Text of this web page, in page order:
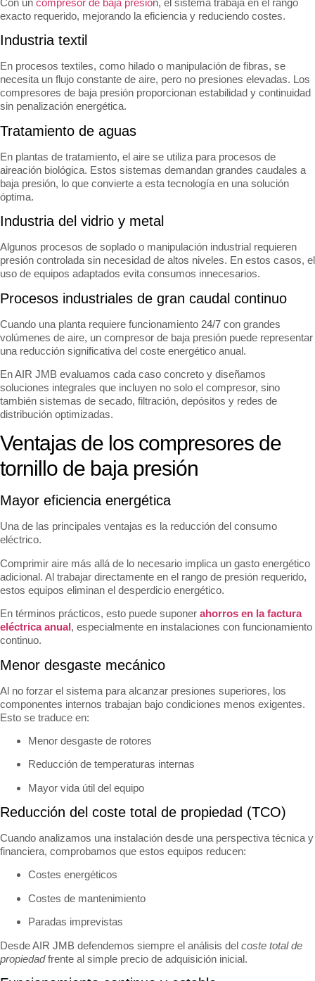
Con un compresor de baja presión, el sistema trabaja en el rango
exacto requerido, mejorando la eficiencia y reduciendo costes.
Industria textil
En procesos textiles, como hilado o manipulación de fibras, se
necesita un flujo constante de aire, pero no presiones elevadas. Los
compresores de baja presión proporcionan estabilidad y continuidad
sin penalización energética.
Tratamiento de aguas
En plantas de tratamiento, el aire se utiliza para procesos de
aireación biológica. Estos sistemas demandan grandes caudales a
baja presión, lo que convierte a esta tecnología en una solución
óptima.
Industria del vidrio y metal
Algunos procesos de soplado o manipulación industrial requieren
presión controlada sin necesidad de altos niveles. En estos casos, el
uso de equipos adaptados evita consumos innecesarios.
Procesos industriales de gran caudal continuo
Cuando una planta requiere funcionamiento 24/7 con grandes
volúmenes de aire, un compresor de baja presión puede representar
una reducción significativa del coste energético anual.
En AIR JMB evaluamos cada caso concreto y diseñamos
soluciones integrales que incluyen no solo el compresor, sino
también sistemas de secado, filtración, depósitos y redes de
distribución optimizadas.
Ventajas de los compresores de
tornillo de baja presión
Mayor eficiencia energética
Una de las principales ventajas es la reducción del consumo
eléctrico.
Comprimir aire más allá de lo necesario implica un gasto energético
adicional. Al trabajar directamente en el rango de presión requerido,
estos equipos eliminan el desperdicio energético.
En términos prácticos, esto puede suponer ahorros en la factura
eléctrica anual, especialmente en instalaciones con funcionamiento
continuo.
Menor desgaste mecánico
Al no forzar el sistema para alcanzar presiones superiores, los
componentes internos trabajan bajo condiciones menos exigentes.
Esto se traduce en:
Menor desgaste de rotores
Reducción de temperaturas internas
Mayor vida útil del equipo
Reducción del coste total de propiedad (TCO)
Cuando analizamos una instalación desde una perspectiva técnica y
financiera, comprobamos que estos equipos reducen:
Costes energéticos
Costes de mantenimiento
Paradas imprevistas
Desde AIR JMB defendemos siempre el análisis del coste total de
propiedadfrente al simple precio de adquisición inicial.